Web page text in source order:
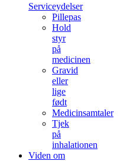
Serviceydelser
Pillepas
Hold
styr
på
medicinen
Gravid
eller
lige
født
Medicinsamtaler
Tjek
på
inhalationen
Viden om